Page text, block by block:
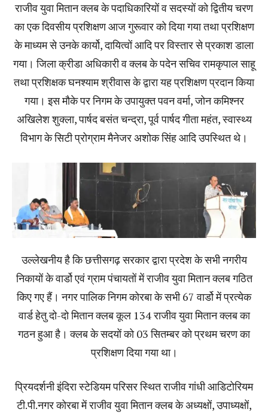
राजीव युवा मितान क्लब के पदाधिकारियों व सदस्यों को द्वितीय चरण
का एक दिवसीय प्रशिक्षण आज गुरूवार को दिया गया तथा प्रशिक्षण
के माध्यम से उनके कार्यो, दायित्वों आदि पर विस्तार से प्रकाश डाला
गया। जिला क्रीडा अधिकारी व क्लब के पदेन सचिव रामकृपाल साहू
तथा प्रशिक्षक घनश्याम श्रीवास के द्वारा यह प्रशिक्षण प्रदान किया
गया। इस मौके पर निगम के उपायुक्त पवन वर्मा, जोन कमिश्नर
अखिलेश शुक्ला, पार्षद बसंत चन्द्रा, पूर्व पार्षद गीता महंत, स्वास्थ्य
विभाग के सिटी प्रोग्राम मैनेजर अशोक सिंह आदि उपस्थित थे।
उल्लेखनीय है कि छत्तीसगढ़ सरकार द्वारा प्रदेश के सभी नगरीय
निकायों के वार्डो एवं ग्राम पंचायतों में राजीव युवा मितान क्लब गठित
किए गए हैं। नगर पालिक निगम कोरबा के सभी 67 वार्डो में प्रत्येक
वार्ड हेतु दो-दो मितान क्लब कूल 134 राजीव युवा मितान क्लब का
गठन हुआ है। क्लब के सदयों को 03 सितम्बर को प्रथम चरण का
प्रशिक्षण दिया गया था।
प्रियदर्शनी इंदिरा स्टेडियम परिसर स्थित राजीव गांधी आडिटोरियम
टी.पी.नगर कोरबा में राजीव युवा मितान क्लब के अध्यक्षों, उपाध्यक्षों,